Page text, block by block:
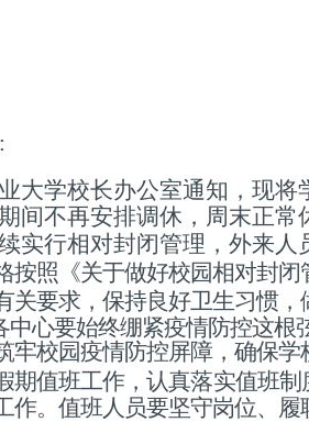
大学校长办公室通知 ，现将
间不再安排调休，周末正常
实行相对封闭管理，外来人
按照《关于做好校园相对封闭
关要求， 保持良好卫生习惯，
中心要始终绷紧疫情防控这根
牢校园疫情防控屏障，确保学
期值班工作，认真落实值班制
作。值班人员要坚守岗位、履